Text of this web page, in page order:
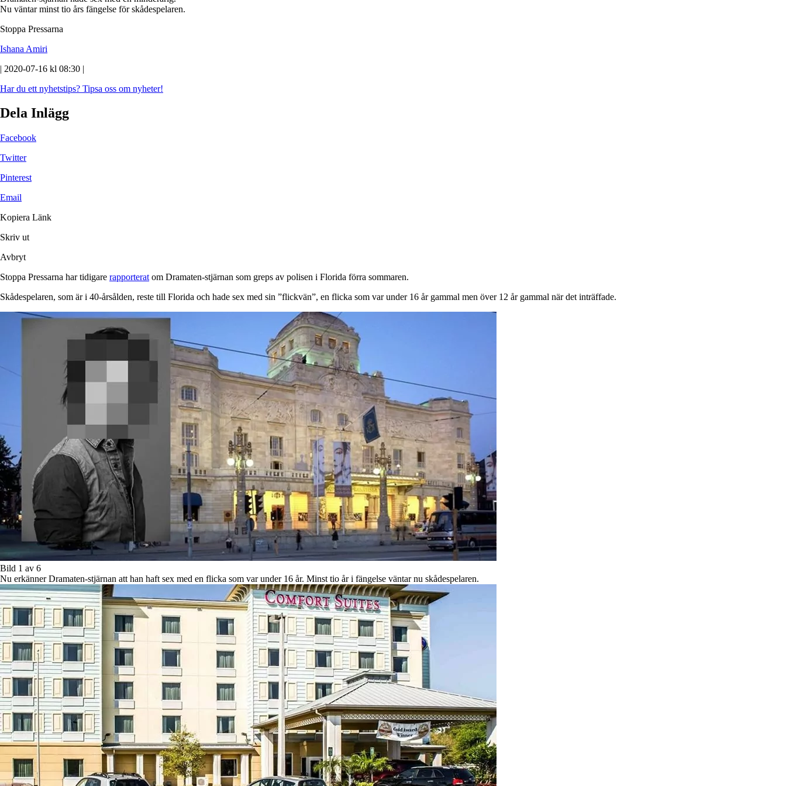
Nu väntar minst tio års fängelse för skådespelaren.
Stoppa Pressarna
Ishana Amiri
| 2020-07-16 kl 08:30 |
Har du ett nyhetstips? Tipsa oss om nyheter!
Dela Inlägg
Facebook
Twitter
Pinterest
Email
Kopiera Länk
Skriv ut
Avbryt
Stoppa Pressarna har tidigare rapporterat om Dramaten-stjärnan som greps av polisen i Florida förra sommaren.
Skådespelaren, som är i 40-årsålden, reste till Florida och hade sex med sin ”flickvän”, en flicka som var under 16 år gammal men över 12 år gammal när det inträffade.
Bild 1 av 6
Nu erkänner Dramaten-stjärnan att han haft sex med en flicka som var under 16 år. Minst tio år i fängelse väntar nu skådespelaren.